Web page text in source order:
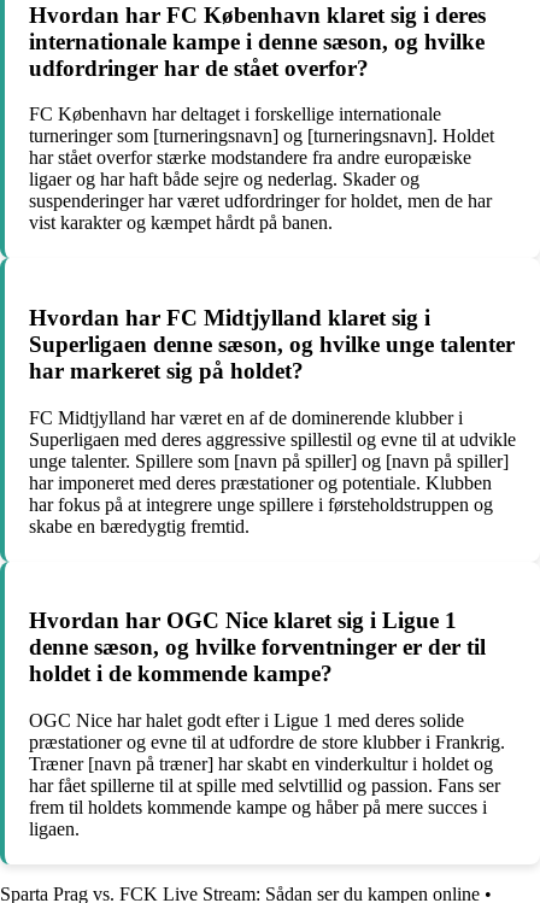
Hvordan har FC København klaret sig i deres
internationale kampe i denne sæson, og hvilke
udfordringer har de stået overfor?
FC København har deltaget i forskellige internationale
turneringer som [turneringsnavn] og [turneringsnavn]. Holdet
har stået overfor stærke modstandere fra andre europæiske
ligaer og har haft både sejre og nederlag. Skader og
suspenderinger har været udfordringer for holdet, men de har
vist karakter og kæmpet hårdt på banen.
Hvordan har FC Midtjylland klaret sig i
Superligaen denne sæson, og hvilke unge talenter
har markeret sig på holdet?
FC Midtjylland har været en af de dominerende klubber i
Superligaen med deres aggressive spillestil og evne til at udvikle
unge talenter. Spillere som [navn på spiller] og [navn på spiller]
har imponeret med deres præstationer og potentiale. Klubben
har fokus på at integrere unge spillere i førsteholdstruppen og
skabe en bæredygtig fremtid.
Hvordan har OGC Nice klaret sig i Ligue 1
denne sæson, og hvilke forventninger er der til
holdet i de kommende kampe?
OGC Nice har halet godt efter i Ligue 1 med deres solide
præstationer og evne til at udfordre de store klubber i Frankrig.
Træner [navn på træner] har skabt en vinderkultur i holdet og
har fået spillerne til at spille med selvtillid og passion. Fans ser
frem til holdets kommende kampe og håber på mere succes i
ligaen.
Sparta Prag vs. FCK Live Stream: Sådan ser du kampen online •